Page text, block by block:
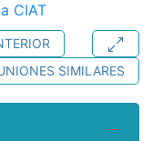
CIAT
SIMILARES